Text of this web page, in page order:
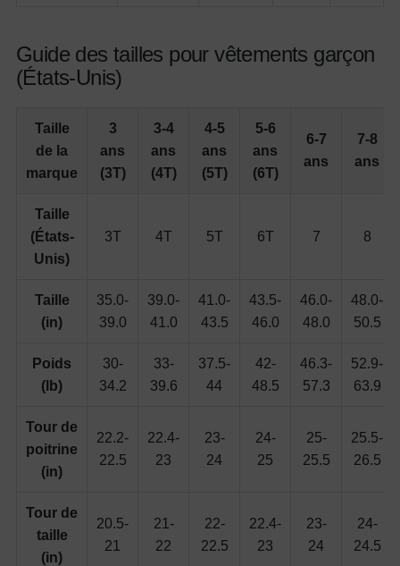
Guide des tailles pour vêtements garçon
(États-Unis)
Taille
de la
marque
3
ans
(3T)
3-4
ans
(4T)
4-5
ans
(5T)
5-6
ans
(6T)
6-7
ans
7-8
ans
Taille
(États-
Unis)
3T 4T 5T 6T 7 8
Taille
(in)
35.0-
39.0
39.0-
41.0
41.0-
43.5
43.5-
46.0
46.0-
48.0
48.0-
50.5
Poids
(lb)
30-
34.2
33-
39.6
37.5-
44
42-
48.5
46.3-
57.3
52.9-
63.9
Tour de
poitrine
(in)
22.2-
22.5
22.4-
23
23-
24
24-
25
25-
25.5
25.5-
26.5
Tour de
taille
(in)
20.5-
21
21-
22
22-
22.5
22.4-
23
23-
24
24-
24.5